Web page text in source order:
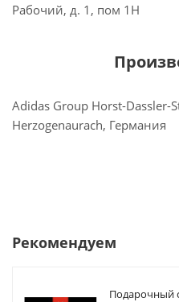
Рабочий, д. 1, пом 1Н
Adidas Group Horst-Dassler-
Herzogenaurach, Германия
Рекомендуем
Подарочный